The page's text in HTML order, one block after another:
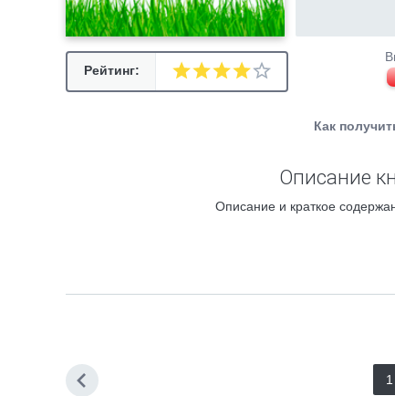
Рейтинг:
Как
Описание
Описание и краткое
1